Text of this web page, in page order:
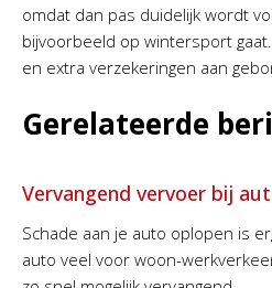
omdat dan pas duidelijk wordt
bijvoorbeeld op wintersport
en extra verzekeringen aan
Gerelateerde
Vervangend vervoer bij
Schade aan je auto oplopen is
auto veel voor woon-